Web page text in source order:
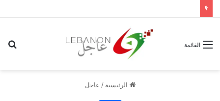
القائمة
الرئيسية / عاجل